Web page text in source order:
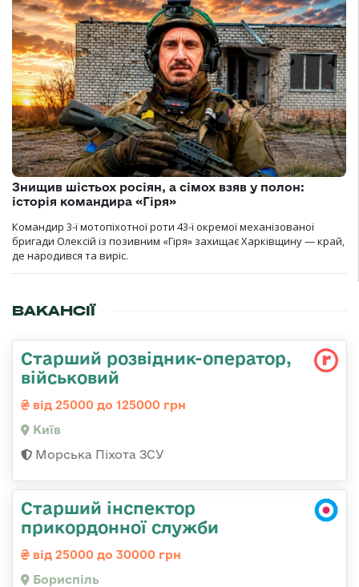
Знищив шістьох росіян, а сімох взяв у полон:
історія командира «Гіря»
Командир 3-ї мотопіхотної роти 43-ї окремої механізованої
бригади Олексій із позивним «Гіря» захищає Харківщину — край,
де народився та виріс.
ВАКАНСІЇ
Стаpший pозвідник-опеpатоp,
військовий
від 25000 до 125000 грн
Київ
Морська Піхота ЗСУ
Старший інспектор
прикордонної служби
від 25000 до 30000 грн
Бориспіль